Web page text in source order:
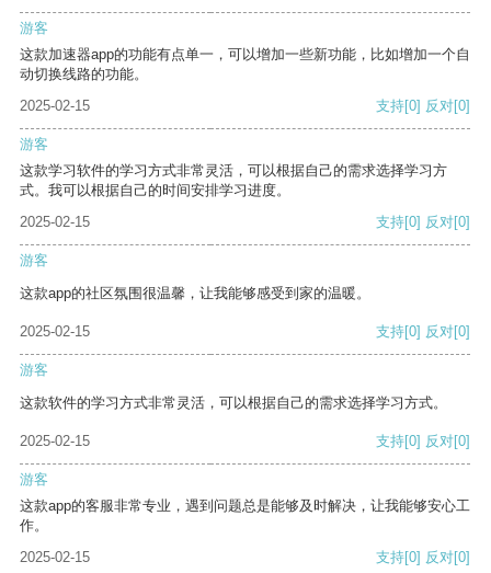
游客
这款加速器app的功能有点单一，可以增加一些新功能，比如增加一个自
动切换线路的功能。
2025-02-15
支持[0] 反对[0]
游客
这款学习软件的学习方式非常灵活，可以根据自己的需求选择学习方
式。我可以根据自己的时间安排学习进度。
2025-02-15
支持[0] 反对[0]
游客
这款app的社区氛围很温馨，让我能够感受到家的温暖。
2025-02-15 支持[0] 反对[0]
游客
这款软件的学习方式非常灵活，可以根据自己的需求选择学习方式。
2025-02-15 支持[0] 反对[0]
游客
这款app的客服非常专业，遇到问题总是能够及时解决，让我能够安心工
作。
2025-02-15
支持[0] 反对[0]